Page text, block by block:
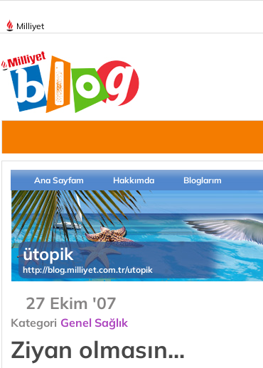
Milliyet
Ana Sayfam Hakkımda Bloglarım
ütopik
http://blog.milliyet.com.tr/utopik
27 Ekim '07
Kategori Genel Sağlık
Ziyan olmasın...